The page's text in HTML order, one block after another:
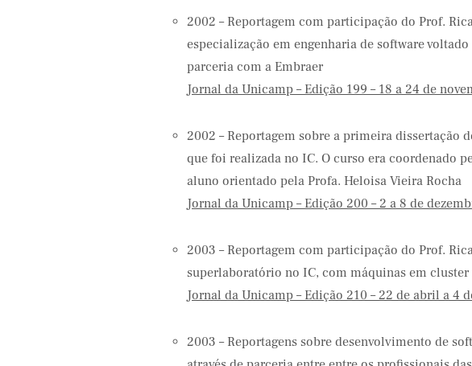
2002 – Reportagem com participação do Prof.
especialização em engenharia de software
parceria com a Embraer
Jornal da Unicamp – Edição 199 – 18 a 24 de
2002 – Reportagem sobre a primeira dissertação
que foi realizada no IC. O curso era coordenado
aluno orientado pela Profa. Heloisa Vieira Rocha
Jornal da Unicamp – Edição 200 – 2 a 8 de
2003 – Reportagem com participação do Prof.
superlaboratório no IC, com máquinas em cluster
Jornal da Unicamp – Edição 210 – 22 de abril a 4
2003 – Reportagens sobre desenvolvimento de